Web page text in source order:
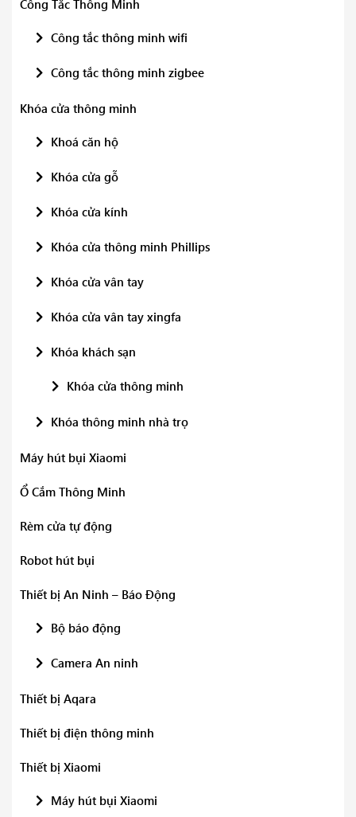
Công Tắc Thông Minh
Công tắc thông minh wifi
Công tắc thông minh zigbee
Khóa cửa thông minh
Khoá căn hộ
Khóa cửa gỗ
Khóa cửa kính
Khóa cửa thông minh Phillips
Khóa cửa vân tay
Khóa cửa vân tay xingfa
Khóa khách sạn
Khóa cửa thông minh
Khóa thông minh nhà trọ
Máy hút bụi Xiaomi
Ổ Cắm Thông Minh
Rèm cửa tự động
Robot hút bụi
Thiết bị An Ninh – Báo Động
Bộ báo động
Camera An ninh
Thiết bị Aqara
Thiết bị điện thông minh
Thiết bị Xiaomi
Máy hút bụi Xiaomi